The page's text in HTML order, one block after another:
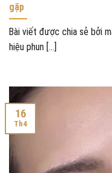
gặp
Bài viết được chia sẻ bởi
hiệu phun [...]
16
Th4